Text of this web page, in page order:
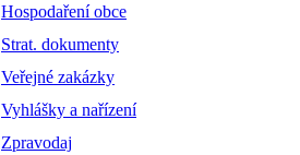
Hospodaření obce
Strat. dokumenty
Veřejné zakázky
Vyhlášky a nařízení
Zpravodaj